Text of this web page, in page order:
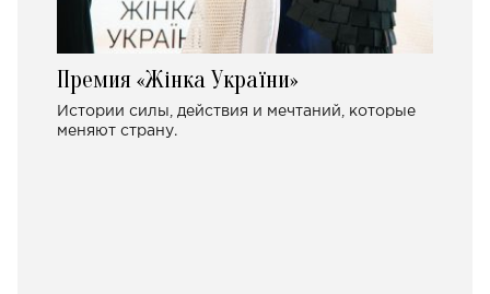
Премия «Жінка України»
Истории силы, действия и мечтаний, которые
меняют страну.